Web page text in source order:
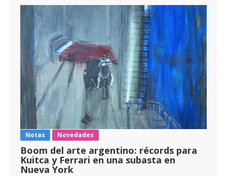
Notas Novedades
Boom del arte argentino: récords para
Kuitca y Ferrari en una subasta en
Nueva York